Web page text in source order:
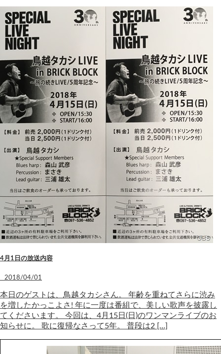
4月1日の放送内容
2018/04/01
本日のゲストは、鳥越タカシさん。 年齢を重ねてさらに渋み
を増したかっこよさ! 年に一度は番組で、美しい歌声を披露し
てくださいます。 今回は、4月15日(日)のワンマンライブのお
知らせに。 歌に復帰なさって5年。 普段は2 […]